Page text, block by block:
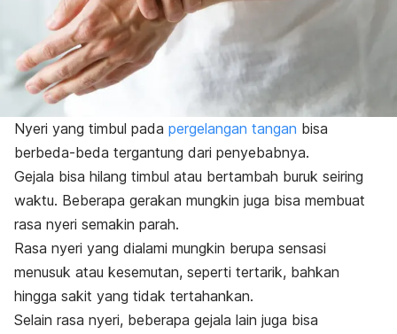
Nyeri yang timbul pada pergelangan tangan bisa
berbeda-beda tergantung dari penyebabnya.
Gejala bisa hilang timbul atau bertambah buruk seiring
waktu. Beberapa gerakan mungkin juga bisa membuat
rasa nyeri semakin parah.
Rasa nyeri yang dialami mungkin berupa sensasi
menusuk atau kesemutan, seperti tertarik, bahkan
hingga sakit yang tidak tertahankan.
Selain rasa nyeri, beberapa gejala lain juga bisa